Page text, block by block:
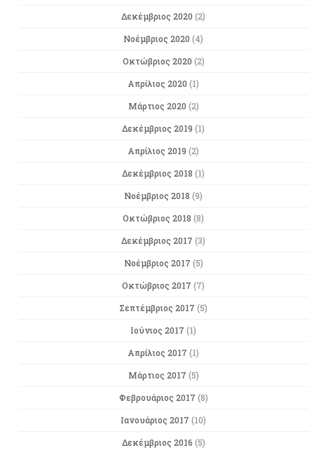
Δεκέμβριος 2020 (2)
Νοέμβριος 2020 (4)
Οκτώβριος 2020 (2)
Απρίλιος 2020 (1)
Μάρτιος 2020 (2)
Δεκέμβριος 2019 (1)
Απρίλιος 2019 (2)
Δεκέμβριος 2018 (1)
Νοέμβριος 2018 (9)
Οκτώβριος 2018 (8)
Δεκέμβριος 2017 (3)
Νοέμβριος 2017 (5)
Οκτώβριος 2017 (7)
Σεπτέμβριος 2017 (5)
Ιούνιος 2017 (1)
Απρίλιος 2017 (1)
Μάρτιος 2017 (5)
Φεβρουάριος 2017 (8)
Ιανουάριος 2017 (10)
Δεκέμβριος 2016 (5)